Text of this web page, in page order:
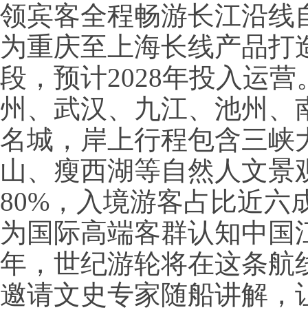
领宾客全程畅游长江沿线
为重庆至上海长线产品
段，预计2028年投入运
州、武汉、九江、池州、
名城，岸上行程包含三峡
山、瘦西湖等自然人文景
80%，入境游客占比近六
为国际高端客群认知中国
年，世纪游轮将在这条航
邀请文史专家随船讲解，